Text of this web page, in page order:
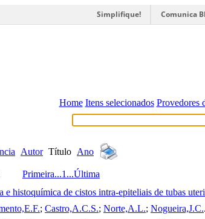
Simplifique! Comunica
Home Itens selecionados Provedores
Autor Título Ano
Primeira...1 ...Última
e histoquímica de cistos intra-epiteliais de tubas
; Castro,A.C.S.; Norte,A.L.; Nogueira,J.C..